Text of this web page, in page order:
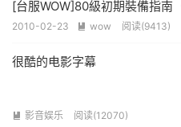
[台服WOW]80級初期裝備指南
2010-02-23  wow 阅读(9413)
很酷的电影字幕
 影音娱乐 阅读(12070)